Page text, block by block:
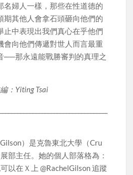
名婦人一樣，那些在性道德的
期其他人會拿石頭砸向他們的
止中表現出我們真心在乎他們
會向他們傳遞對世人而言最重
──那永遠能戰勝審判的真理之
：Yiting Tsai
）是克魯東北大學（Cru
部主任。她的個人部落格為：
以在Ｘ上 @RachelGilson 追蹤